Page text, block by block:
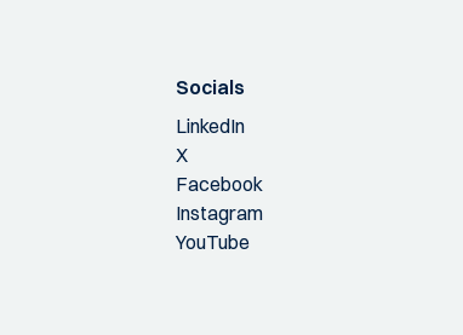
Socials
LinkedIn
X
Facebook
Instagram
YouTube